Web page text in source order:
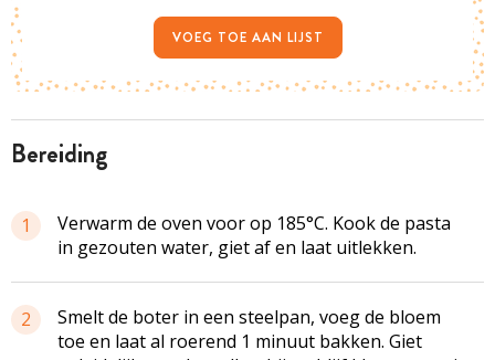
bereiding
1
Verwarm de oven voor op 185°C. Kook de pasta
in gezouten water, giet af en laat uitlekken.
2
Smelt de boter in een steelpan, voeg de bloem
toe en laat al roerend 1 minuut bakken. Giet
VOEG TOE AAN LIJST